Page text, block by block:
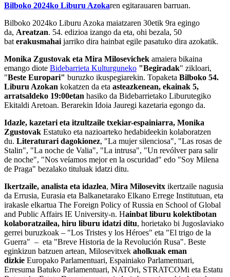
Bilboko 2024ko Liburu Azokaren egitarauaren barruan.
Bilboko 2024ko Liburu Azoka maiatzaren 30etik 9ra egingo
da, Areatzan. 54. edizioa izango da eta, ohi bezala, 50
bat erakusmahai jarriko dira hainbat egile pasatuko dira azokatik.
Monika Zgustovak eta Mira Milosevichek amaiera bikaina
emango diote Bidebarrieta Kulturguneko "Begiradak" zikloari,
"Beste Europari" buruzko ikuspegiarekin. Topaketa Bilboko 54.
Liburu Azokan kokatzen da eta asteazkenean, ekainak 5,
arratsaldeko 19:00etan hasiko da Bidebarrietako Liburutegiko
Ekitaldi Aretoan. Berarekin Idoia Jauregi kazetaria egongo da.
Idazle, kazetari eta itzultzaile txekiar-espainiarra, Monika
Zgustovak Estatuko eta nazioarteko hedabideekin kolaboratzen
du. Literaturari dagokionez, "La mujer silenciosa", "Las rosas de
Stalin", "La noche de Valia", "La intrusa", "Un revólver para salir
de noche", "Nos veíamos mejor en la oscuridad" edo "Soy Milena
de Praga" bezalako tituluak idatzi ditu.
Ikertzaile, analista eta idazlea, Mira Milosevitx ikertzaile nagusia
da Errusia, Eurasia eta Balkanetarako Elkano Errege Institutuan, eta
irakasle elkartua The Foreign Policy of Russia en School of Global
and Public Affairs IE University-n. Hainbat liburu kolektibotan
kolaboratzailea, hiru liburu idatzi ditu, horietako bi Jugoslaviako
gerrei buruzkoak – "Los Tristes y los Héroes" eta "El trigo de la
Guerra" – eta "Breve Historia de la Revolución Rusa". Beste
eginkizun batzuen artean, Milosevitxek aholkuak eman
dizkie Europako Parlamentuari, Espainiako Parlamentuari,
Erresuma Batuko Parlamentuari, NATOri, STRATCOMi eta Estatu